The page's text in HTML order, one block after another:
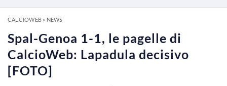
CALCIOWEB» NEWS
Spal-Genoa 1-1, le pagelle di
CalcioWeb: Lapadula decisivo
[FOTO]